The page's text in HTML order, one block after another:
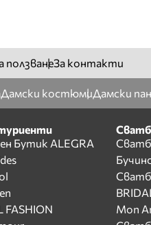
ползванеЗа контакти
Дамски костюмиДамски
Бутик ALEGRA
FASHION
Mon